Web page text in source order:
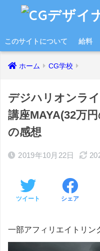
このサイトについて 給料
ホーム CG学校
デジハリオンラ
講座MAYA(32万
の感想
2019年10月22日
ツイート シェア
一部アフィリエイトリン